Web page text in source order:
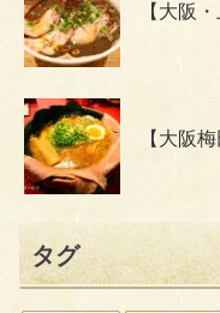
【大阪
【大阪
タグ